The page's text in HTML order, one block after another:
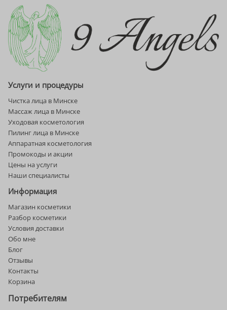
Услуги и процедуры
Чистка лица в Минске
Массаж лица в Минске
Уходовая косметология
Пилинг лица в Минске
Аппаратная косметология
Промокоды и акции
Цены на услуги
Наши специалисты
Информация
Магазин косметики
Разбор косметики
Условия доставки
Обо мне
Блог
Отзывы
Контакты
Корзина
Потребителям